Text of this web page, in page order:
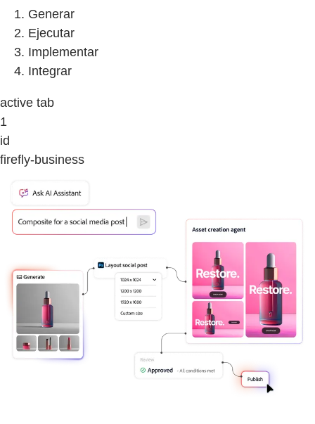
Generar
Ejecutar
Implementar
Integrar
active tab
1
id
firefly-business